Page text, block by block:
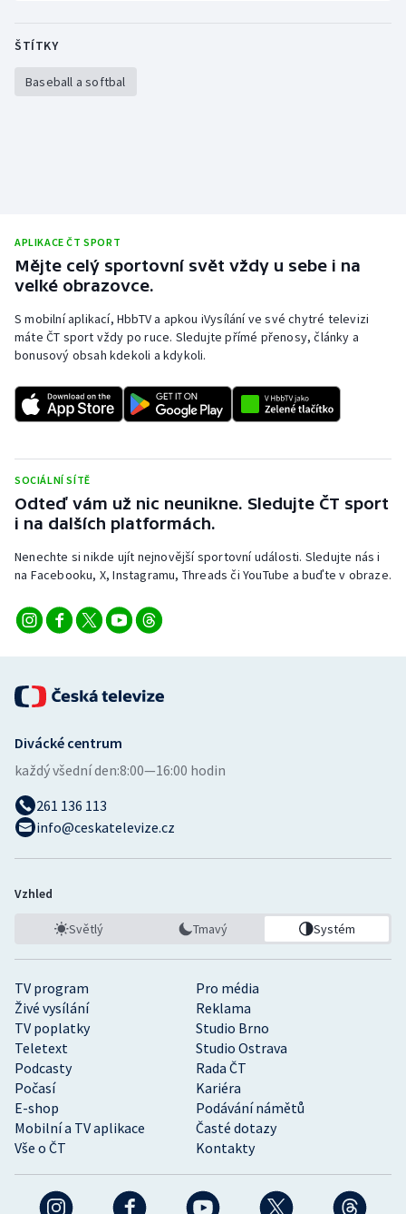
Triatlon
ŠTÍTKY
Baseball a softbal
APLIKACE ČT SPORT
Mějte celý sportovní svět vždy u sebe i na
velké obrazovce.
S mobilní aplikací, HbbTV a apkou iVysílání ve své chytré televizi
máte ČT sport vždy po ruce. Sledujte přímé přenosy, články a
bonusový obsah kdekoli a kdykoli.
SOCIÁLNÍ SÍTĚ
Odteď vám už nic neunikne. Sledujte ČT sport
i na dalších platformách.
Nenechte si nikde ujít nejnovější sportovní události. Sledujte nás i
na Facebooku, X, Instagramu, Threads či YouTube a buďte v obraze.
TV program
Pro média
Živé vysílání
Reklama
TV poplatky
Studio Brno
Teletext
Studio Ostrava
Podcasty
Rada ČT
Počasí
Kariéra
E-shop
Podávání námětů
Mobilní a TV aplikace
Časté dotazy
Vše o ČT
Kontakty
Divácké centrum
každý všední den:8:00—16:00 hodin
261 136 113
info@ceskatelevize.cz
Vzhled
Světlý Tmavý Systém